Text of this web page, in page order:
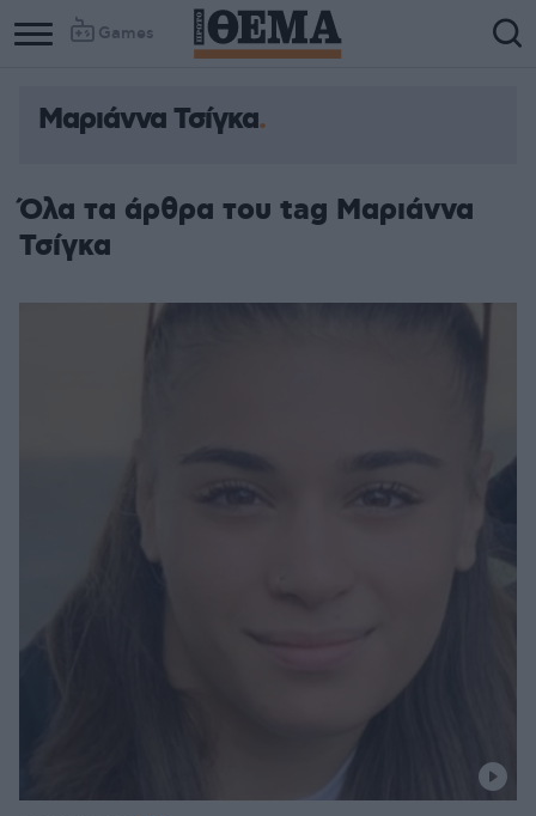
Games
Μαριάννα Τσίγκα
Όλα τα άρθρα του tag Μαριάννα
Τσίγκα